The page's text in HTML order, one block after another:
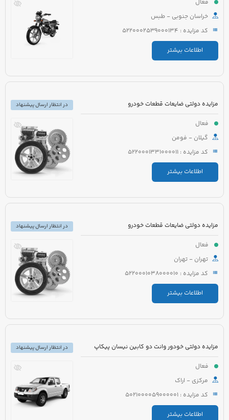
فعال
خراسان جنوبی - طبس
کد مزایده : 5220002539000134
اطلاعات بیشتر
مزایده دولتی ضایعات قطعات خودرو
فعال
گیلان - فومن
کد مزایده : 5220001331000011
اطلاعات بیشتر
در انتظار ارسال پیشنهاد
مزایده دولتی ضایعات قطعات خودرو
فعال
تهران - تهران
کد مزایده : 5220001038000010
اطلاعات بیشتر
در انتظار ارسال پیشنهاد
مزایده دولتی خودور وانت دو کابین نیسان پیکاپ
فعال
مرکزی - اراک
کد مزایده : 5021000059000001
اطلاعات بیشتر
در انتظار ارسال پیشنهاد